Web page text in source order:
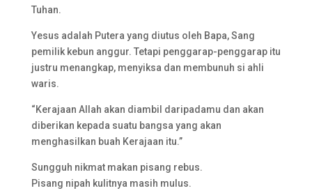
Tuhan.
Yesus adalah Putera yang diutus oleh Bapa, Sang
pemilik kebun anggur. Tetapi penggarap-penggarap itu
justru menangkap, menyiksa dan membunuh si ahli
waris.
“Kerajaan Allah akan diambil daripadamu dan akan
diberikan kepada suatu bangsa yang akan
menghasilkan buah Kerajaan itu.”
Sungguh nikmat makan pisang rebus.
Pisang nipah kulitnya masih mulus.